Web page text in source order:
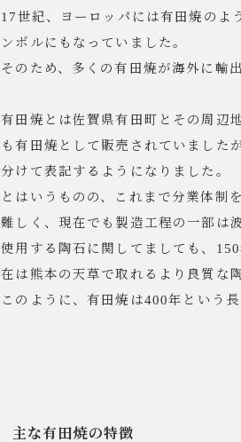
17世紀、ヨーロッパには有田焼のよ
ンボルにもなっていました。
そのため、多くの有田焼が海外に輸
有田焼とは佐賀県有田町とその周辺
も有田焼として販売されていました
分けて表記するようになりました。
とはいうものの、これまで分業体制
難しく、現在でも製造工程の一部は
使用する陶石に関してましても、
在は熊本の天草で取れるより良質な
このように、有田焼は400年という
主な有田焼の特徴
ビアグラス
徳利
水差し
箸置
レンゲ
箸/カトラリー
スタンド
一輪挿し
カップ型
花瓶
ワインクーラー
陶箱
てぬぐい